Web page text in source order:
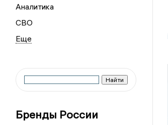
Аналитика
СВО
Бренды России